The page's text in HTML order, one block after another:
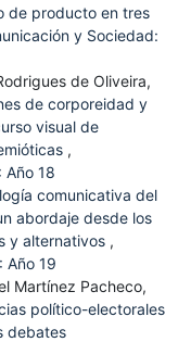
de producto en tres
y Sociedad:
de Oliveira,
de corporeidad y
visual de
,
Año 18
comunicativa del
abordaje desde los
y alternativos ,
Año 19
Martínez Pacheco,
político-electorales
debates